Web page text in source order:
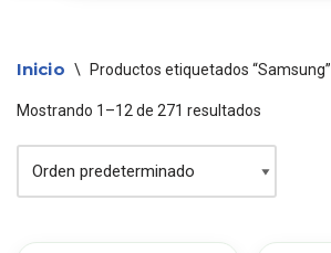
Inicio \ Productos etiquetados “Samsung”
Mostrando 1–12 de 271 resultados